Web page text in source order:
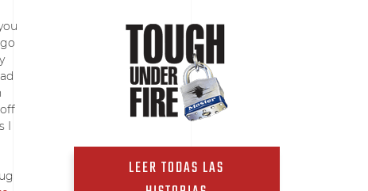
LEER TODAS LAS